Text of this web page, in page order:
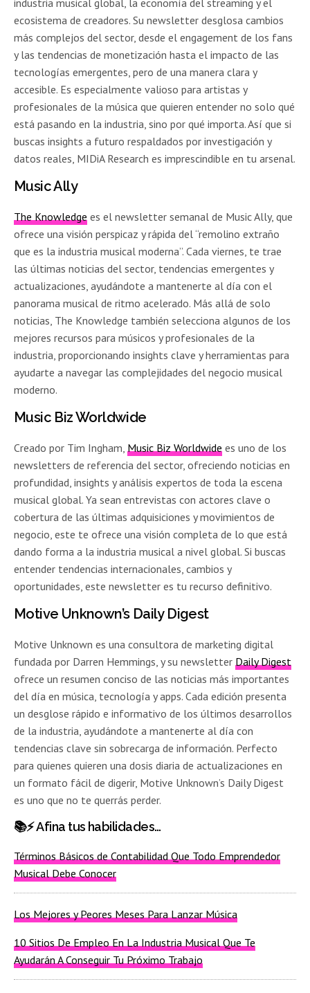
industria musical global, la economía del streaming y el
ecosistema de creadores. Su newsletter desglosa cambios
más complejos del sector, desde el engagement de los fans
y las tendencias de monetización hasta el impacto de las
tecnologías emergentes, pero de una manera clara y
accesible. Es especialmente valioso para artistas y
profesionales de la música que quieren entender no solo qué
está pasando en la industria, sino por qué importa. Así que si
buscas insights a futuro respaldados por investigación y
datos reales, MIDiA Research es imprescindible en tu arsenal.
Music Ally
The Knowledge es el newsletter semanal de Music Ally, que
ofrece una visión perspicaz y rápida del “remolino extraño
que es la industria musical moderna”. Cada viernes, te trae
las últimas noticias del sector, tendencias emergentes y
actualizaciones, ayudándote a mantenerte al día con el
panorama musical de ritmo acelerado. Más allá de solo
noticias, The Knowledge también selecciona algunos de los
mejores recursos para músicos y profesionales de la
industria, proporcionando insights clave y herramientas para
ayudarte a navegar las complejidades del negocio musical
moderno.
Music Biz Worldwide
Creado por Tim Ingham,Music Biz Worldwide es uno de los
newsletters de referencia del sector, ofreciendo noticias en
profundidad, insights y análisis expertos de toda la escena
musical global. Ya sean entrevistas con actores clave o
cobertura de las últimas adquisiciones y movimientos de
negocio, este te ofrece una visión completa de lo que está
dando forma a la industria musical a nivel global. Si buscas
entender tendencias internacionales, cambios y
oportunidades, este newsletter es tu recurso definitivo.
Motive Unknown’s Daily Digest
Motive Unknown es una consultora de marketing digital
fundada por Darren Hemmings, y su newsletterDaily Digest
ofrece un resumen conciso de las noticias más importantes
del día en música, tecnología y apps. Cada edición presenta
un desglose rápido e informativo de los últimos desarrollos
de la industria, ayudándote a mantenerte al día con
tendencias clave sin sobrecarga de información. Perfecto
para quienes quieren una dosis diaria de actualizaciones en
un formato fácil de digerir, Motive Unknown’s Daily Digest
es uno que no te querrás perder.
📚⚡️Afina tus habilidades…
Términos Básicos de Contabilidad Que Todo Emprendedor
Musical Debe Conocer
Los Mejores y Peores Meses Para Lanzar Música
10 Sitios De Empleo En La Industria Musical Que Te
Ayudarán A Conseguir Tu Próximo Trabajo